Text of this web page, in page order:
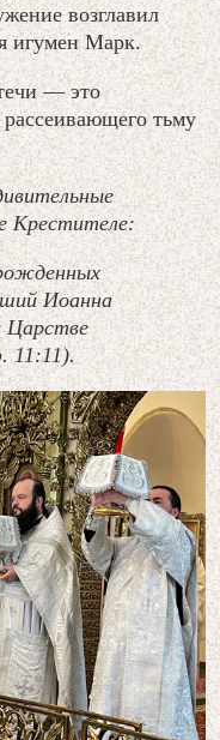
возглавил
игумен Марк.
— это
тьму
Крестителе:
Иоанна
Царстве
11:11).